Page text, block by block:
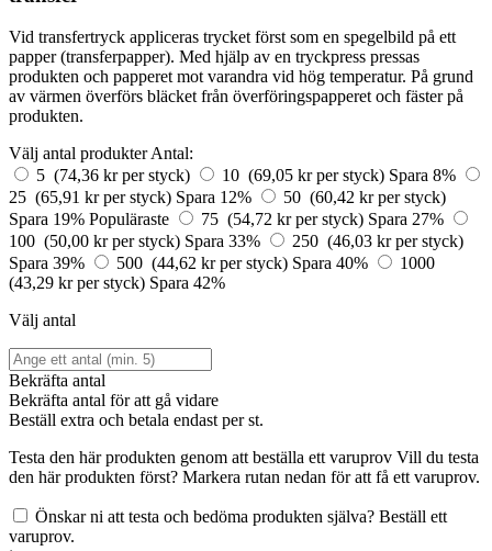
Vid transfertryck appliceras trycket först som en spegelbild på ett
papper (transferpapper). Med hjälp av en tryckpress pressas
produkten och papperet mot varandra vid hög temperatur. På grund
av värmen överförs bläcket från överföringspapperet och fäster på
produkten.
Välj antal produkter Antal:
5 (74,36 kr per styck)
10 (69,05 kr per styck) Spara 8%
25 (65,91 kr per styck) Spara 12%
50 (60,42 kr per styck)
Spara 19% Populäraste 75 (54,72 kr per styck) Spara 27%
100 (50,00 kr per styck) Spara 33%
250 (46,03 kr per styck)
Spara 39%
500 (44,62 kr per styck) Spara 40%
1000
(43,29 kr per styck) Spara 42%
Välj antal
Bekräfta antal
Bekräfta antal för att gå vidare
Beställ extra och betala endast per st.
Testa den här produkten genom att beställa ett varuprov Vill du testa
den här produkten först? Markera rutan nedan för att få ett varuprov.
Önskar ni att testa och bedöma produkten själva? Beställ ett
varuprov.